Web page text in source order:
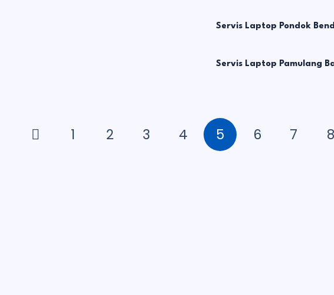
Servis Laptop Pondok
Servis Laptop Pamulang
1 2 3 4 5 6 7 8